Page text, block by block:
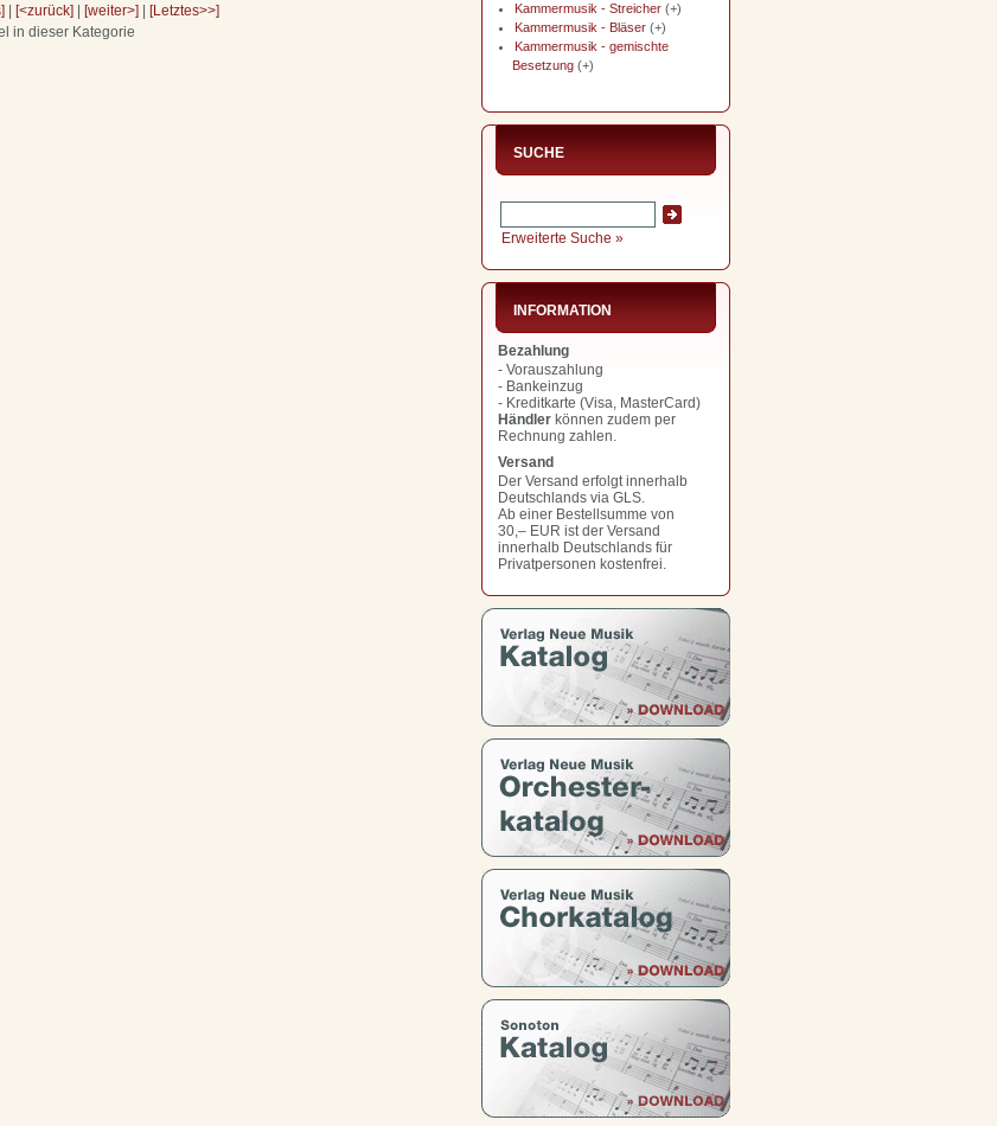
Kammermusik - Streicher (+)
Kammermusik - Bläser (+)
Kammermusik - gemischte
Besetzung (+)
SUCHE
Erweiterte Suche »
INFORMATION
Bezahlung
- Vorauszahlung
- Bankeinzug
- Kreditkarte (Visa, MasterCard)
Händler können zudem per
Rechnung zahlen.
Versand
Der Versand erfolgt innerhalb
Deutschlands via GLS.
Ab einer Bestellsumme von
30,– EUR ist der Versand
innerhalb Deutschlands für
Privatpersonen kostenfrei.
| [<zurück] | [weiter>] | [Letztes>>]
in dieser Kategorie